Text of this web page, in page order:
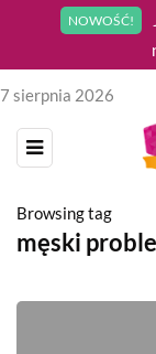
NOWOŚĆ!
7 sierpnia 2026
Browsing tag
męski